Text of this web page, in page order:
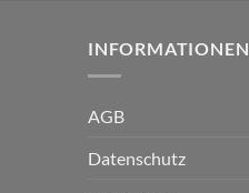
INFORMATIONEN
AGB
Datenschutz